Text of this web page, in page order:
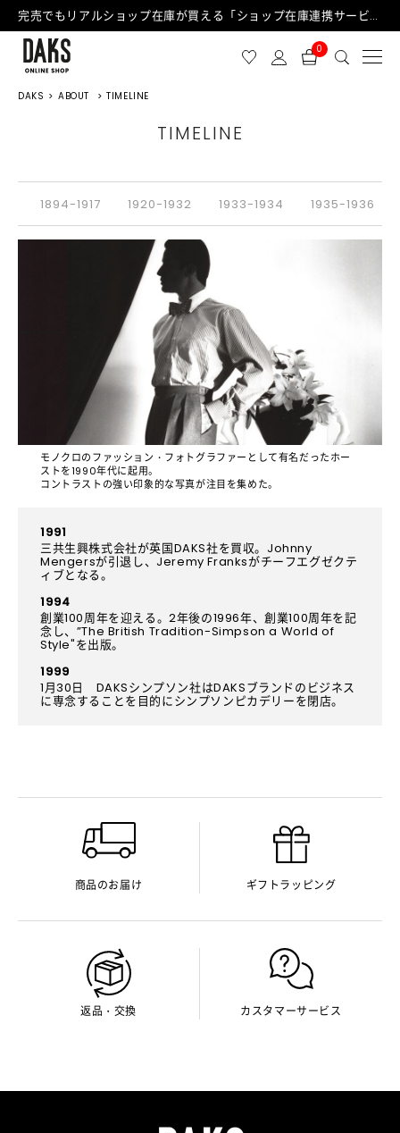
完売でもリアルショップ在庫が買える「ショップ在庫連携サービス」が日中もご利用可能になりました！
0
DAKS ABOUT TIMELINE
TIMELINE
モノクロのファッション・フォトグラファーとして有名だったホー
ストを1990年代に起用。
コントラストの強い印象的な写真が注目を集めた。
1894-1917 1920-1932 1933-1934 1935-1936
1991
三共生興株式会社が英国DAKS社を買収。Johnny
Mengersが引退し、Jeremy Franksがチーフエグゼクテ
ィブとなる。
1994
創業100周年を迎える。2年後の1996年、創業100周年を記
念し、”The British Tradition-Simpson a World of
Style"を出版。
1999
1月30日 DAKSシンプソン社はDAKSブランドのビジネス
に専念することを目的にシンプソンピカデリーを閉店。
商品のお届け ギフトラッピング
返品・交換 カスタマーサービス